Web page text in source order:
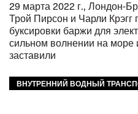
29 марта 2022 г., Лондон-
Трой Пирсон и Чарли Крэгг
буксировки баржи для
сильном волнении на море
заставили
ВНУТРЕННИЙ ВОДНЫЙ